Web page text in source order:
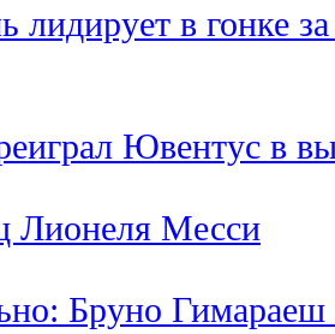
лидирует в гонке
Ювентус в
Лионеля Месси
Бруно Гимараеш